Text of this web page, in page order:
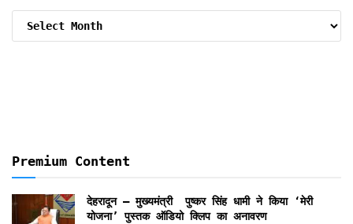
Premium Content
देहरादून – मुख्यमंत्री पुष्कर सिंह धामी ने किया ‘मेरी
योजना’ पुस्तक ऑडियो क्लिप का अनावरण